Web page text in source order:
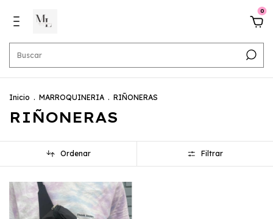
0
Inicio . MARROQUINERIA . RIÑONERAS
RIÑONERAS
Ordenar Filtrar